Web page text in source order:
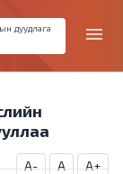
menu
дуудлага
A- A A+